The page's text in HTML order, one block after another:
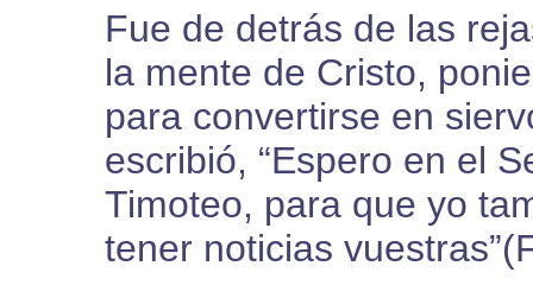
Fue de detrás de las
la mente de Cristo,
para convertirse en
escribió, “Espero en el
Timoteo, para que yo
tener noticias